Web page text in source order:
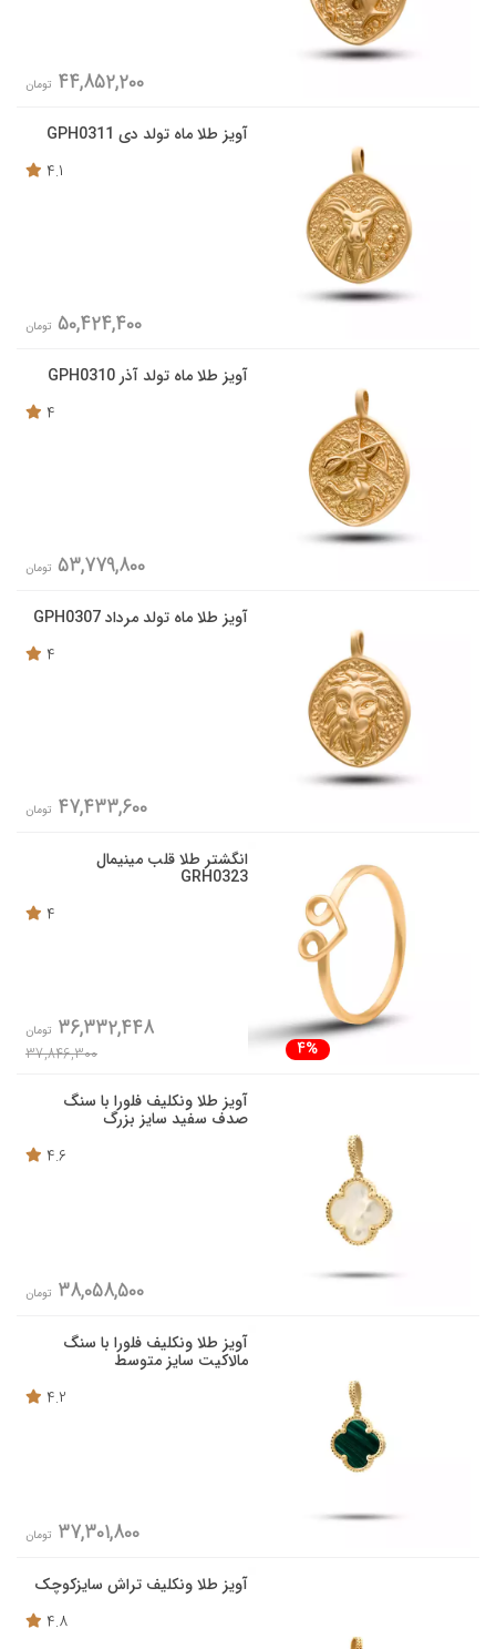
44,852,200 تومان
آویز طلا ماه تولد دی GPH0311
4.1
50,424,400 تومان
آویز طلا ماه تولد آذر GPH0310
4
53,779,800 تومان
آویز طلا ماه تولد مرداد GPH0307
4
47,433,600 تومان
انگشتر طلا قلب مینیمال
GRH0323
4
4%
36,332,448 تومان
37,846,300
آویز طلا ونکلیف فلورا با سنگ
صدف سفید سایز بزرگ
4.6
38,058,500 تومان
آویز طلا ونکلیف فلورا با سنگ
مالاکیت سایز متوسط
4.2
37,301,800 تومان
آویز طلا ونکلیف تراش سایزکوچک
4.8